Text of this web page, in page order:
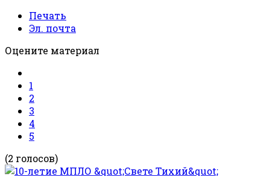
Печать
Эл. почта
Оцените материал
1
2
3
4
5
(2 голосов)